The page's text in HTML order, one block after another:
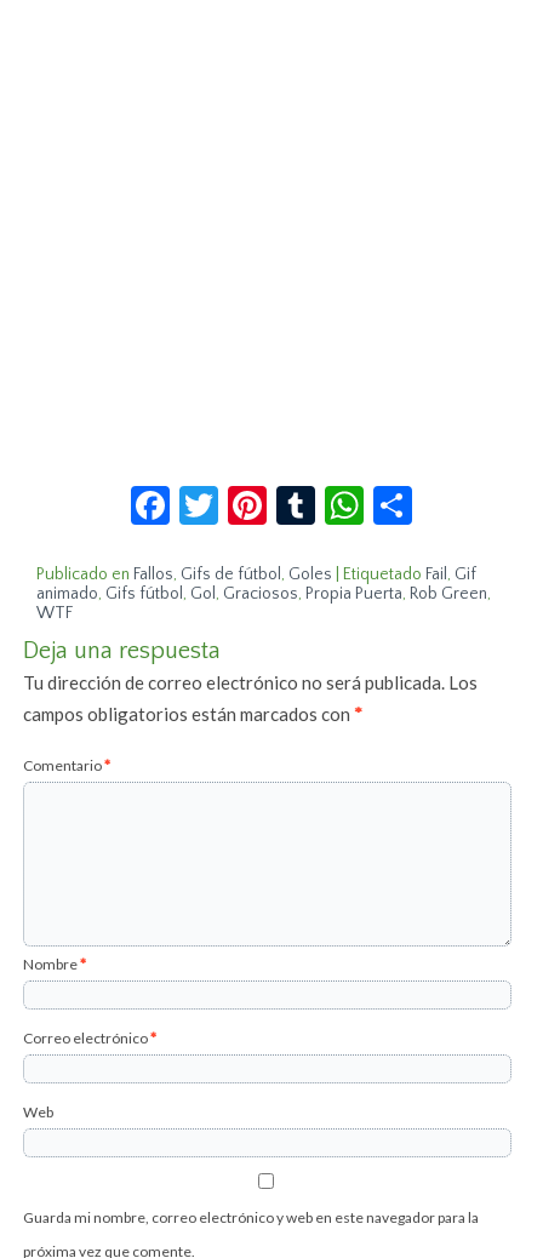
Facebook
Twitter
Pinterest
TumblrWhatsApp
Publicado en Fallos, Gifs de fútbol, Goles Etiquetado Fail, Gif
animado, Gifs fútbol, Gol, Graciosos, Propia Puerta, Rob Green,
WTF
Deja una respuesta
Tu dirección de correo electrónico no será publicada. Los
campos obligatorios están marcados con*
Comentario*
Nombre*
Correo electrónico*
Web
Guarda mi nombre, correo electrónico y web en este navegador para la
próxima vez que comente.